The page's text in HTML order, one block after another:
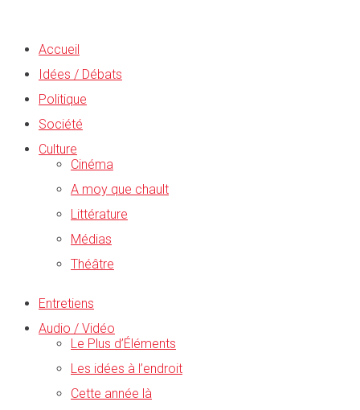
Accueil
Idées / Débats
Politique
Société
Culture
Cinéma
A moy que chault
Littérature
Médias
Théâtre
Entretiens
Audio / Vidéo
Le Plus d’Éléments
Les idées à l’endroit
Cette année là